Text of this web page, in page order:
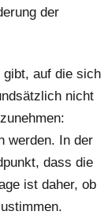
der
auf die sich
nicht
werden. In der
dass die
ist daher, ob